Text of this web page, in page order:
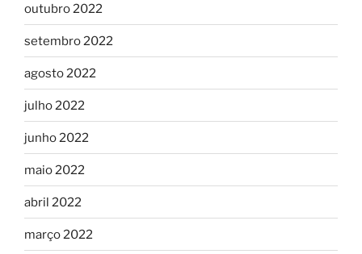
outubro 2022
setembro 2022
agosto 2022
julho 2022
junho 2022
maio 2022
abril 2022
março 2022